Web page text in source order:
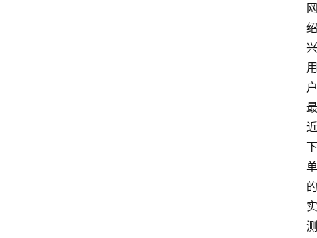
网
绍
兴
用
户
最
近
下
单
的
实
测